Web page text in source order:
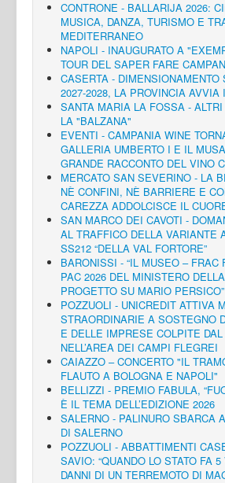
CONTRONE - BALLARIJA 2026:
MUSICA, DANZA, TURISMO E
MEDITERRANEO
NAPOLI - INAUGURATO A
TOUR DEL SAPER FARE
CASERTA - DIMENSIONAMENTO
2027-2028, LA PROVINCIA AVVIA
SANTA MARIA LA FOSSA -
LA "BALZANA"
EVENTI - CAMPANIA WINE
GALLERIA UMBERTO I E IL
GRANDE RACCONTO DEL VINO
MERCATO SAN SEVERINO - LA
NÈ CONFINI, NÈ BARRIERE E
CAREZZA ADDOLCISCE IL
SAN MARCO DEI CAVOTI -
AL TRAFFICO DELLA VARIANTE
SS212 “DELLA VAL FORTORE”
BARONISSI - “IL MUSEO – FRAC
PAC 2026 DEL MINISTERO
PROGETTO SU MARIO PERSICO”
POZZUOLI - UNICREDIT ATTIVA
STRAORDINARIE A SOSTEGNO
E DELLE IMPRESE COLPITE
NELL’AREA DEI CAMPI FLEGREI
CAIAZZO – CONCERTO "IL
FLAUTO A BOLOGNA E NAPOLI"
BELLIZZI - PREMIO FABULA,
È IL TEMA DELL’EDIZIONE 2026
SALERNO - PALINURO SBARCA
DI SALERNO
POZZUOLI - ABBATTIMENTI
SAVIO: “QUANDO LO STATO FA 5
DANNI DI UN TERREMOTO DI